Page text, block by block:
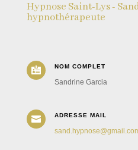
Hypnose Saint-Lys -
hypnothérapeute
 NOM COMPLET
Sandrine Garcia
 ADRESSE MAIL